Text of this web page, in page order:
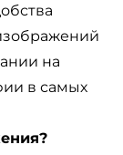
на
в самых